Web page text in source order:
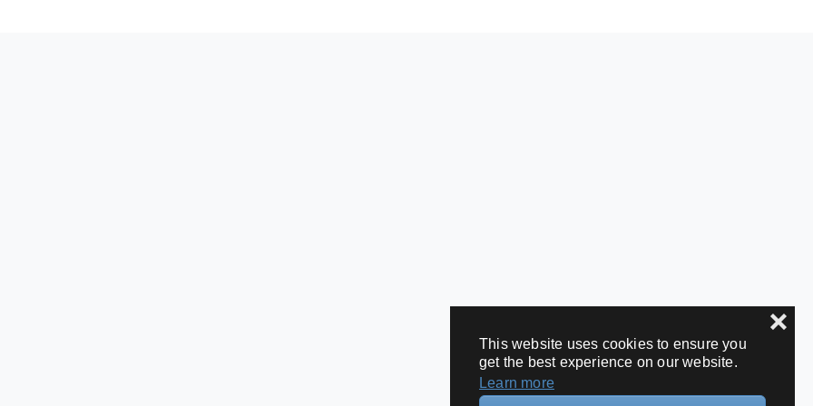
This website uses cookies to ensure you
get the best experience on our website.
Learn more
❌